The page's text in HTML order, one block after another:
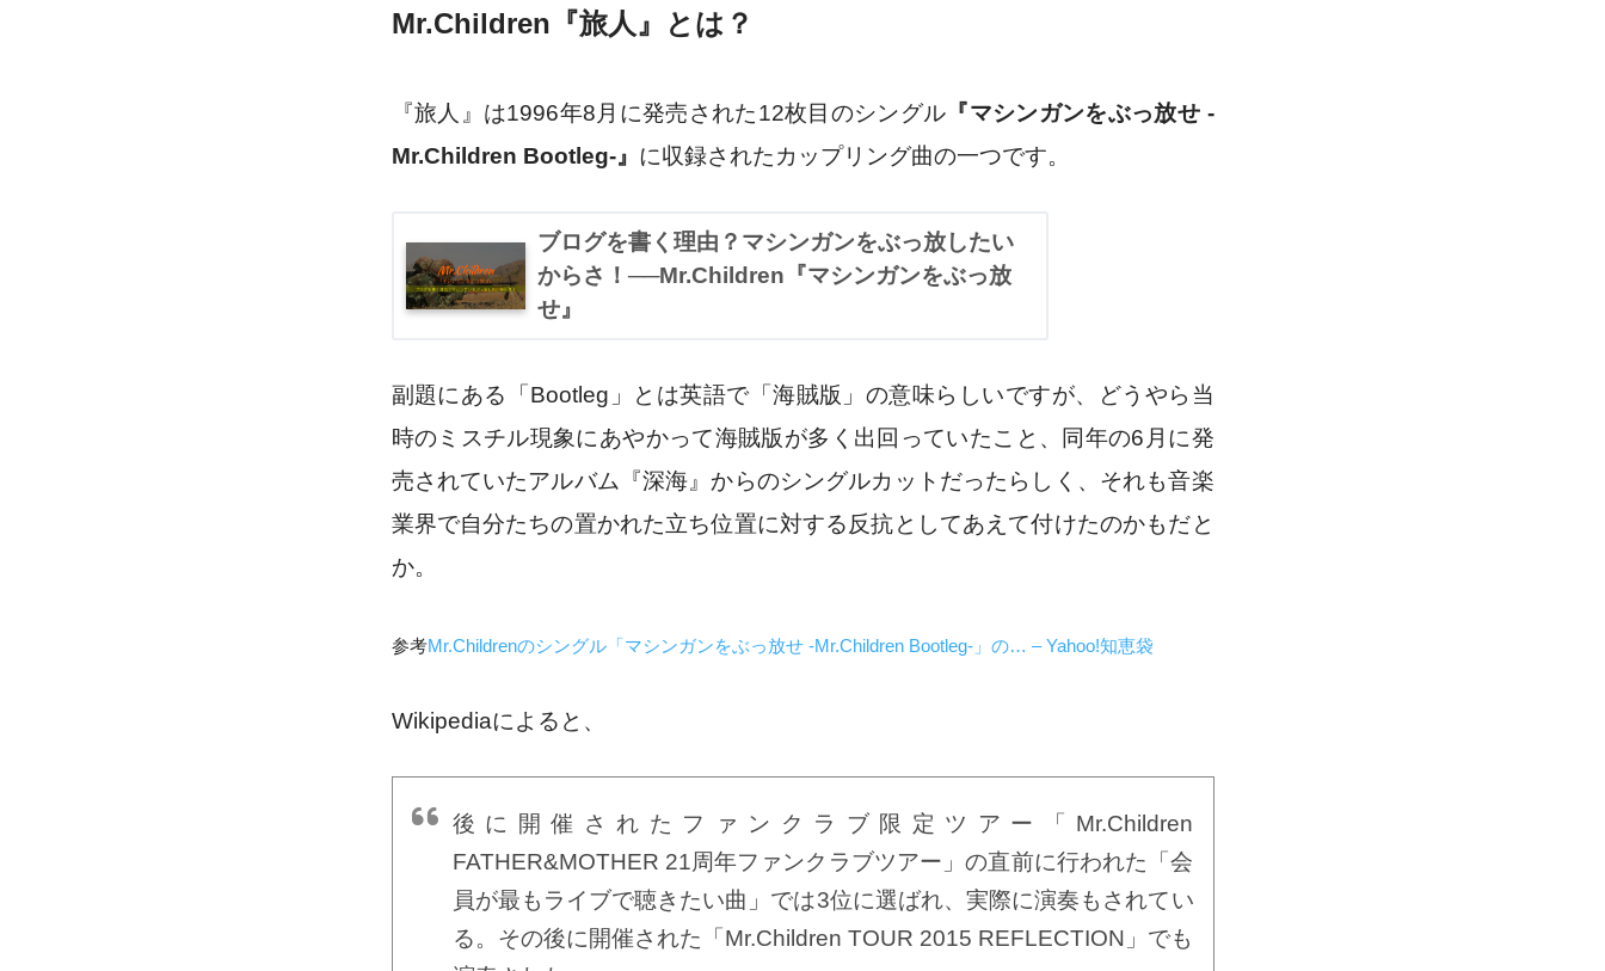
Mr.Children『旅人』とは？
『旅人』は1996年8月に発売された12枚目のシングル 『マシンガンをぶっ放せ -
Mr.Children Bootleg-』 に収録されたカップリング曲の一つです。
ブログを書く理由？マシンガンをぶっ放したい
からさ！──Mr.Children『マシンガンをぶっ放
せ』
副題にある 「Bootleg」とは英語で「海賊版」の意味らしいですが、どうやら当
時のミスチル現象にあやかって海賊版が多く出回っていたこと、同年の6月に発
売されていたアルバム『深海』からのシングルカットだったらしく、それも音楽
業界で自分たちの置かれた立ち位置に対する反抗としてあえて付けたのかもだと
か。
参考Mr.Childrenのシングル「マシンガンをぶっ放せ -Mr.Children Bootleg-」の… – Yahoo!知恵袋
Wikipediaによると、
後に開催されたファンクラブ限定ツアー「Mr.Children
FATHER&MOTHER 21周年ファンクラブツアー」の直前に行われた「会
員が最もライブで聴きたい曲」では3位に選ばれ、実際に演奏もされてい
る。その後に開催された「Mr.Children TOUR 2015 REFLECTION」でも